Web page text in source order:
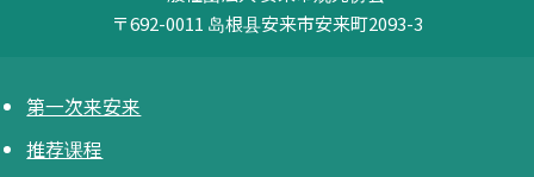
〒692-0011 岛根县安来市安来町2093-3
第一次来安来
推荐课程